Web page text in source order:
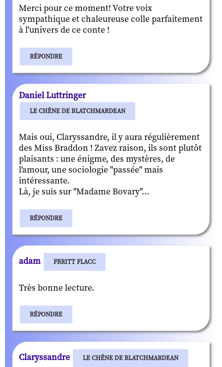
Merci pour ce moment! Votre voix
sympathique et chaleureuse colle parfaitement
à l'univers de ce conte !
RÉPONDRE
Daniel Luttringer
LE CHÊNE DE BLATCHMARDEAN
Mais oui, Claryssandre, il y aura régulièrement
des Miss Braddon ! Zavez raison, ils sont plutôt
plaisants : une énigme, des mystères, de
l'amour, une sociologie "passée" mais
intéressante.
Là, je suis sur "Madame Bovary"...
RÉPONDRE
adam FRRITT FLACC
Très bonne lecture.
RÉPONDRE
Claryssandre LE CHÊNE DE BLATCHMARDEAN